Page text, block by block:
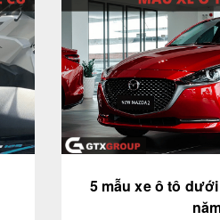
5 mẫu xe ô tô